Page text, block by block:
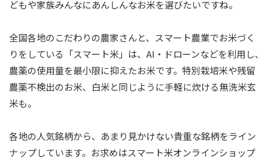
どもや家族みんなにあんしんなお米を選びたいですね。
全国各地のこだわりの農家さんと、スマート農業でお米づく
りをしている「スマート米」は、AI・ドローンなどを利用し、
農薬の使用量を最小限に抑えたお米です。特別栽培米や残留
農薬不検出のお米、白米と同じように手軽に炊ける無洗米玄
米も。
各地の人気銘柄から、あまり見かけない貴重な銘柄をライン
ナップしています。お求めはスマート米オンラインショップ